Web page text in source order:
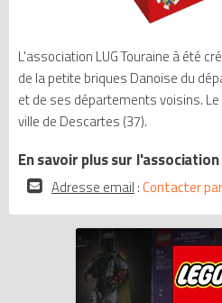
L'association LUG Touraine à été
de la petite briques Danoise du
et de ses départements voisins.
ville de Descartes (37).
En savoir plus sur
Adresse email :Contacter